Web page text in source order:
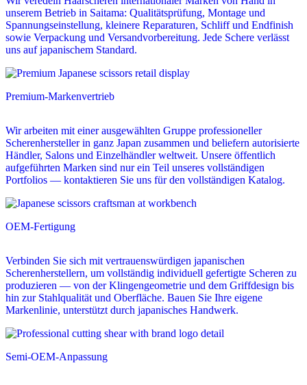
unserem Betrieb in Saitama: Qualitätsprüfung, Montage und
Spannungseinstellung, kleinere Reparaturen, Schliff und Endfinish
sowie Verpackung und Versandvorbereitung. Jede Schere verlässt
uns auf japanischem Standard.
Premium-Markenvertrieb
Wir arbeiten mit einer ausgewählten Gruppe professioneller
Scherenhersteller in ganz Japan zusammen und beliefern autorisierte
Händler, Salons und Einzelhändler weltweit. Unsere öffentlich
aufgeführten Marken sind nur ein Teil unseres vollständigen
Portfolios — kontaktieren Sie uns für den vollständigen Katalog.
OEM-Fertigung
Verbinden Sie sich mit vertrauenswürdigen japanischen
Scherenherstellern, um vollständig individuell gefertigte Scheren zu
produzieren — von der Klingengeometrie und dem Griffdesign bis
hin zur Stahlqualität und Oberfläche. Bauen Sie Ihre eigene
Markenlinie, unterstützt durch japanisches Handwerk.
Semi-OEM-Anpassung